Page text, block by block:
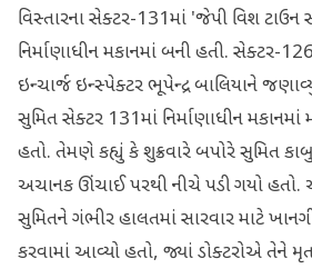
વિસ્તારના સેક્ટર-131માં 'જેપી વિશ ટાઉન
નિર્માણાધીન મકાનમાં બની હતી. સેક્ટર-
ઇન્ચાર્જ ઇન્સ્પેક્ટર ભૂપેન્દ્ર બાલિયાને
સુમિત સેક્ટર 131માં નિર્માણાધીન મકાનમાં
હતો. તેમણે કહ્યું કે શુક્રવારે બપોરે સુમિત
અચાનક ઊંચાઈ પરથી નીચે પડી ગયો હતો.
સુમિતને ગંભીર હાલતમાં સારવાર માટે
કરવામાં આવ્યો હતો, જ્યાં ડોક્ટરોએ તેને